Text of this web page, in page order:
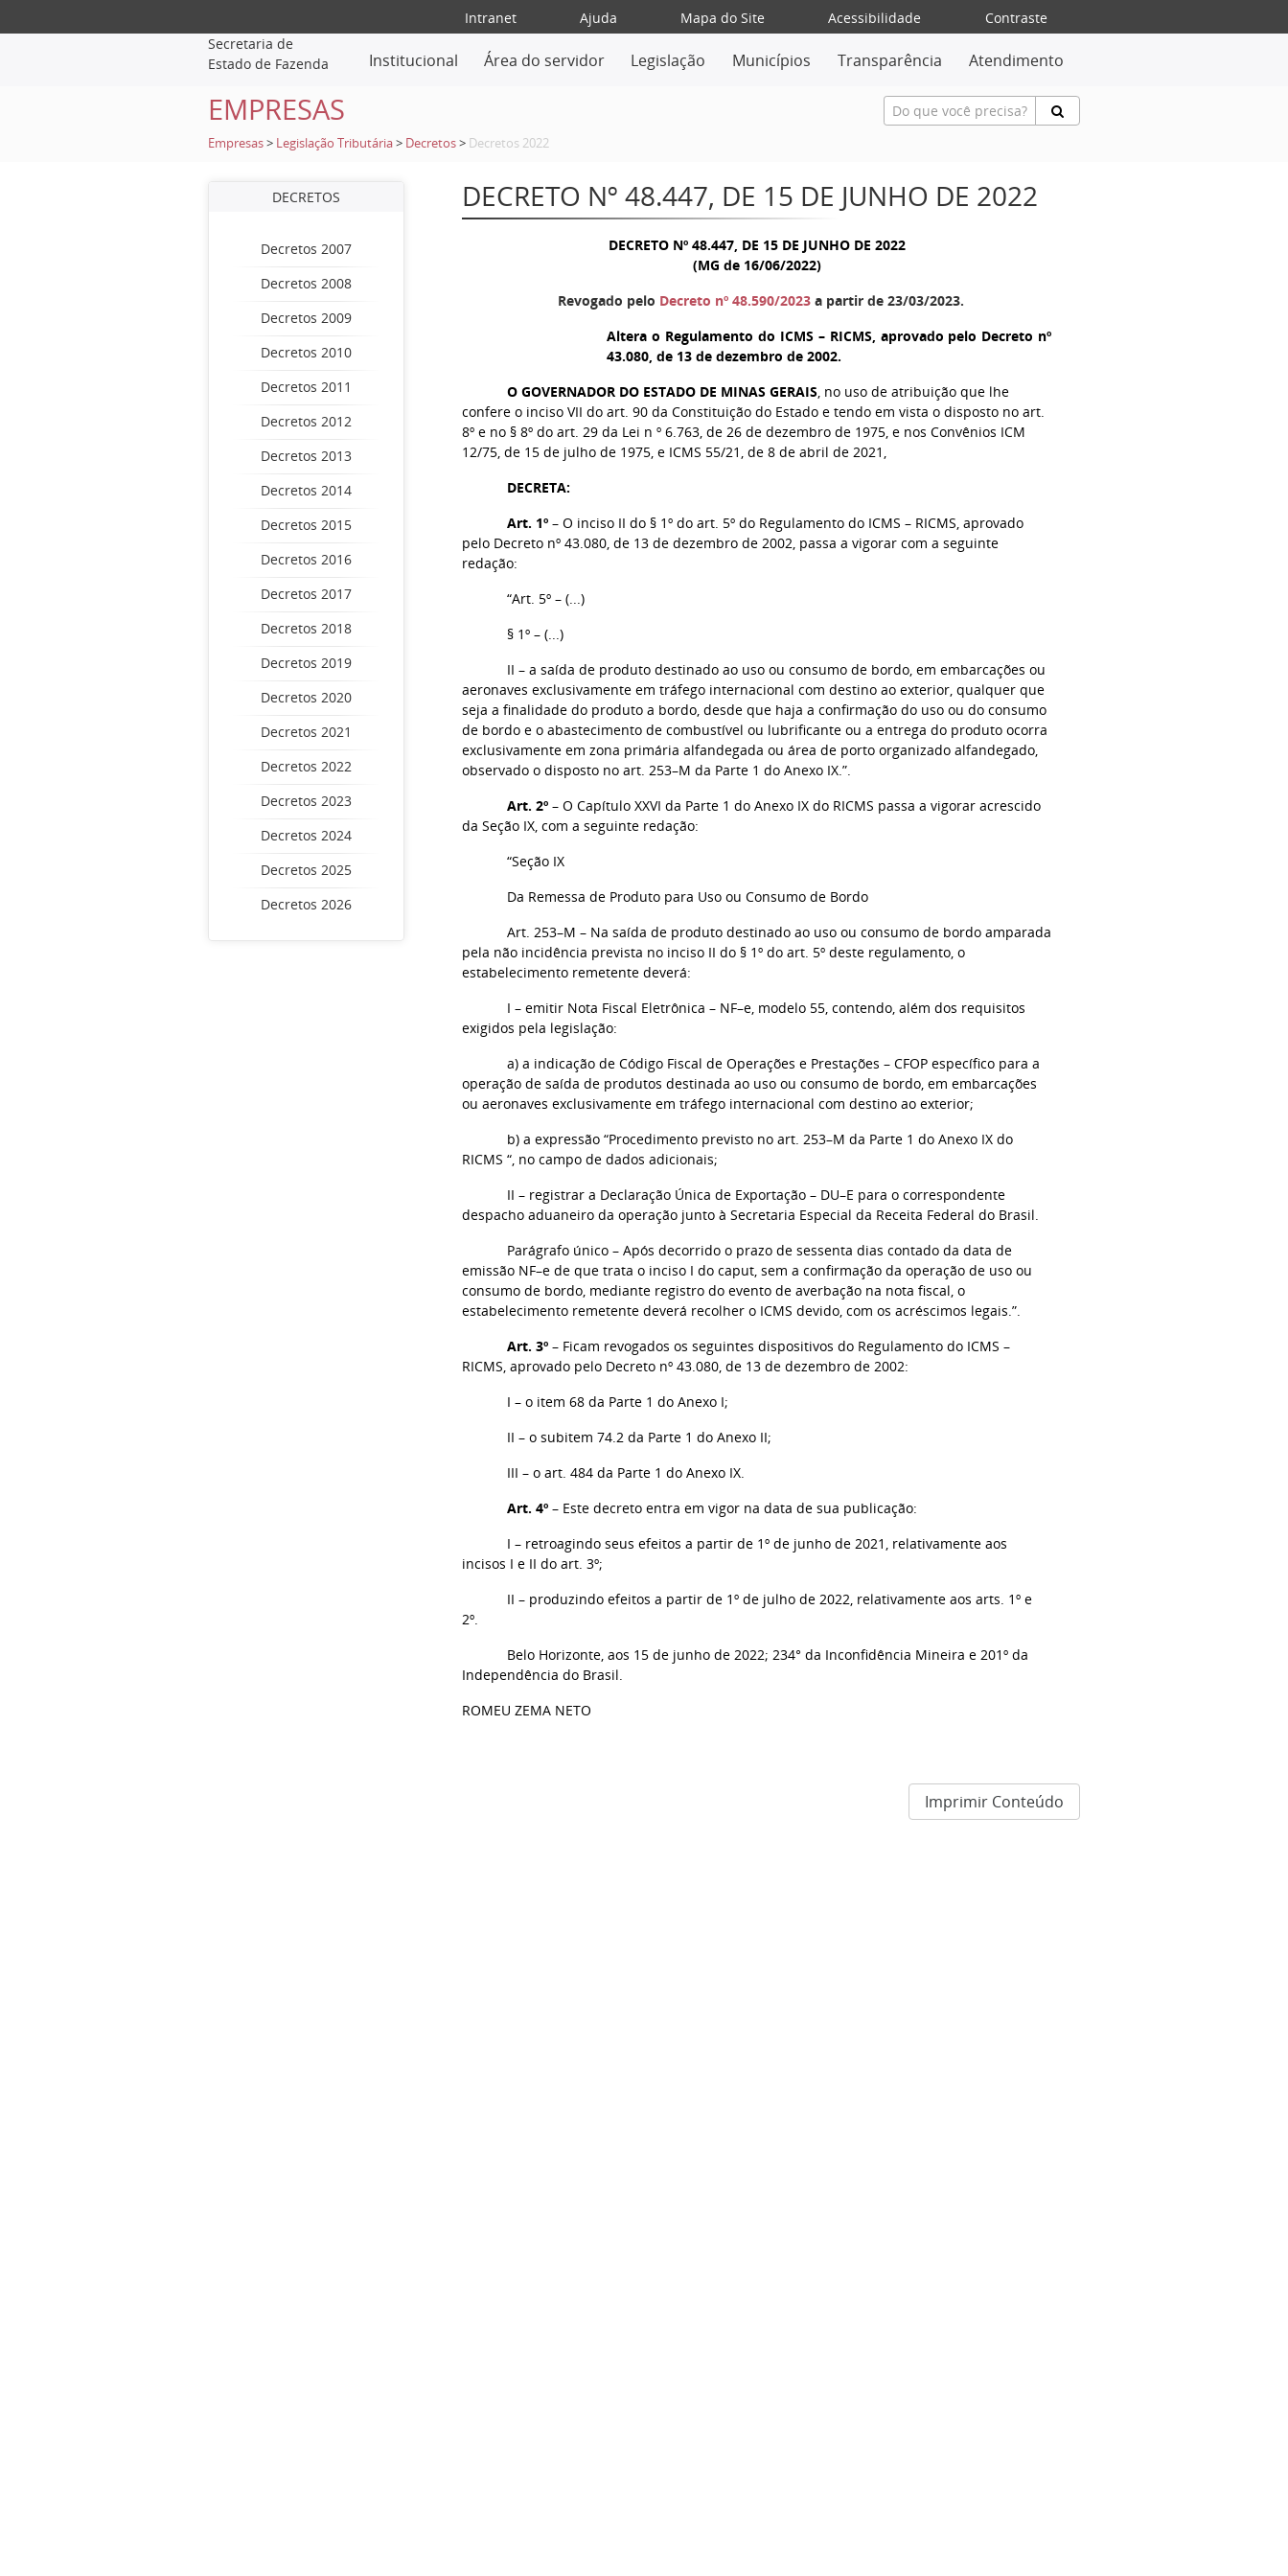
Intranet Ajuda Mapa do Site Acessibilidade
Contraste
Secretaria de
Estado de Fazenda
Institucional Área do servidor Legislação Municípios Transparência Atendimento
EMPRESAS
Empresas > Legislação Tributária > Decretos > Decretos 2022
DECRETOS
Decretos 2007
Decretos 2008
Decretos 2009
Decretos 2010
Decretos 2011
Decretos 2012
Decretos 2013
Decretos 2014
Decretos 2015
Decretos 2016
Decretos 2017
Decretos 2018
Decretos 2019
Decretos 2020
Decretos 2021
Decretos 2022
Decretos 2023
Decretos 2024
Decretos 2025
Decretos 2026
DECRETO Nº 48.447, DE 15 DE JUNHO DE 2022
DECRETO Nº 48.447, DE 15 DE JUNHO DE 2022
(MG de 16/06/2022)
Revogado pelo Decreto nº 48.590/2023 a partir de 23/03/2023.
Altera o Regulamento do ICMS – RICMS, aprovado pelo Decreto nº
43.080, de 13 de dezembro de 2002.
O GOVERNADOR DO ESTADO DE MINAS GERAIS, no uso de atribuição que lhe
confere o inciso VII do art. 90 da Constituição do Estado e tendo em vista o disposto no art.
8º e no § 8º do art. 29 da Lei n º 6.763, de 26 de dezembro de 1975, e nos Convênios ICM
12/75, de 15 de julho de 1975, e ICMS 55/21, de 8 de abril de 2021,
DECRETA:
Art. 1º – O inciso II do § 1º do art. 5º do Regulamento do ICMS – RICMS, aprovado
pelo Decreto nº 43.080, de 13 de dezembro de 2002, passa a vigorar com a seguinte
redação:
“Art. 5º – (...)
§ 1º – (...)
II – a saída de produto destinado ao uso ou consumo de bordo, em embarcações ou
aeronaves exclusivamente em tráfego internacional com destino ao exterior, qualquer que
seja a finalidade do produto a bordo, desde que haja a confirmação do uso ou do consumo
de bordo e o abastecimento de combustível ou lubrificante ou a entrega do produto ocorra
exclusivamente em zona primária alfandegada ou área de porto organizado alfandegado,
observado o disposto no art. 253–M da Parte 1 do Anexo IX.”.
Art. 2º – O Capítulo XXVI da Parte 1 do Anexo IX do RICMS passa a vigorar acrescido
da Seção IX, com a seguinte redação:
“Seção IX
Da Remessa de Produto para Uso ou Consumo de Bordo
Art. 253–M – Na saída de produto destinado ao uso ou consumo de bordo amparada
pela não incidência prevista no inciso II do § 1º do art. 5º deste regulamento, o
estabelecimento remetente deverá:
I – emitir Nota Fiscal Eletrônica – NF–e, modelo 55, contendo, além dos requisitos
exigidos pela legislação:
a) a indicação de Código Fiscal de Operações e Prestações – CFOP específico para a
operação de saída de produtos destinada ao uso ou consumo de bordo, em embarcações
ou aeronaves exclusivamente em tráfego internacional com destino ao exterior;
b) a expressão “Procedimento previsto no art. 253–M da Parte 1 do Anexo IX do
RICMS “, no campo de dados adicionais;
II – registrar a Declaração Única de Exportação – DU–E para o correspondente
despacho aduaneiro da operação junto à Secretaria Especial da Receita Federal do Brasil.
Parágrafo único – Após decorrido o prazo de sessenta dias contado da data de
emissão NF–e de que trata o inciso I do caput, sem a confirmação da operação de uso ou
consumo de bordo, mediante registro do evento de averbação na nota fiscal, o
estabelecimento remetente deverá recolher o ICMS devido, com os acréscimos legais.”.
Art. 3º – Ficam revogados os seguintes dispositivos do Regulamento do ICMS –
RICMS, aprovado pelo Decreto nº 43.080, de 13 de dezembro de 2002:
I – o item 68 da Parte 1 do Anexo I;
II – o subitem 74.2 da Parte 1 do Anexo II;
III – o art. 484 da Parte 1 do Anexo IX.
Art. 4º – Este decreto entra em vigor na data de sua publicação:
I – retroagindo seus efeitos a partir de 1º de junho de 2021, relativamente aos
incisos I e II do art. 3º;
II – produzindo efeitos a partir de 1º de julho de 2022, relativamente aos arts. 1º e
2º.
Belo Horizonte, aos 15 de junho de 2022; 234° da Inconfidência Mineira e 201º da
Independência do Brasil.
ROMEU ZEMA NETO
Imprimir Conteúdo